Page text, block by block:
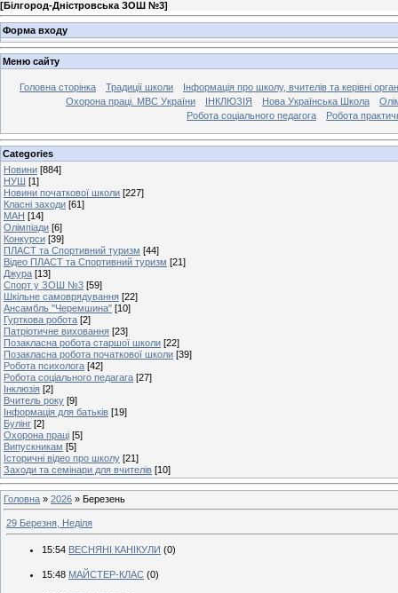
[Білгород-Дністровська ЗОШ №3]
Форма входу
Меню сайту
Головна сторінка Традиції школи
Інформація про школу, вчителів та керівні
Охорона праці. МВС України
ІНКЛЮЗІЯ Нова Українська Школа
Робота соціального педагога
Робота
Categories
Новини [884]
НУШ [1]
Новини початкової школи [227]
Класні заходи [61]
МАН [14]
Олімпіади [6]
Конкурси [39]
ПЛАСТ та Спортивний туризм [44]
Відео ПЛАСТ та Спортивний туризм [21]
Джура [13]
Спорт у ЗОШ №3 [59]
Шкільне самоврядування [22]
Ансамбль "Черемшина" [10]
Гурткова робота [2]
Патріотичне виховання [23]
Позакласна робота старшої школи [22]
Позакласна робота початкової школи [39]
Робота психолога [42]
Робота соціального педагага [27]
Інклюзія [2]
Вчитель року [9]
Інформація для батьків [19]
Булінг [2]
Охорона праці [5]
Випускникам [5]
Історичні відео про школу [21]
Заходи та семінари для вчителів [10]
Головна » 2026 » Березень
29 Березня, Неділя
15:54 ВЕСНЯНІ КАНІКУЛИ (0)
15:48 МАЙСТЕР-КЛАС (0)